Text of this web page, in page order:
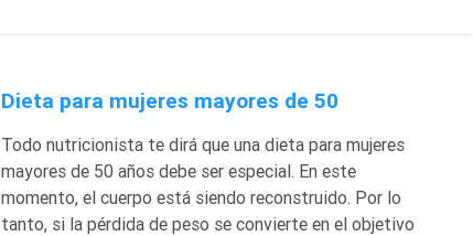
Dieta para mujeres mayores de 50
Todo nutricionista te dirá que una dieta para mujeres
mayores de 50 años debe ser especial. En este
momento, el cuerpo está siendo reconstruido. Por lo
tanto, si la pérdida de peso se convierte en el objetivo